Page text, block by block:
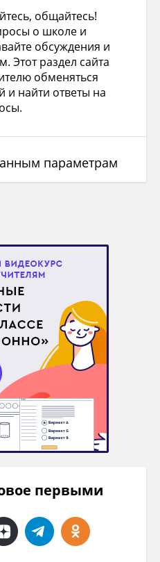
общайтесь!
о школе и
обсуждения и
Этот раздел сайта
обменяться
найти ответы на
параметрам
первыми